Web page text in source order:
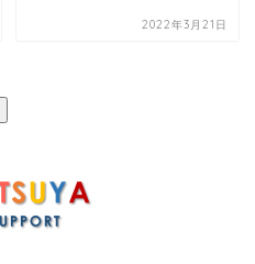
2022年3月21日